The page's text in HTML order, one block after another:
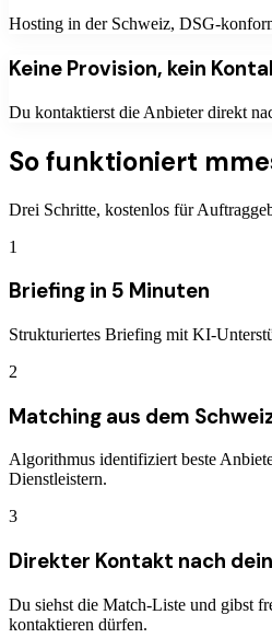
Hosting in der Schweiz, DSG-
Keine Provision, kein
Du kontaktierst die Anbieter direkt
So funktioniert
Drei Schritte, kostenlos für
1
Briefing in 5 Minuten
Strukturiertes Briefing mit KI-
2
Matching aus dem
Algorithmus identifiziert beste
Dienstleistern.
3
Direkter Kontakt nach
Du siehst die Match-Liste und gibst
kontaktieren dürfen.